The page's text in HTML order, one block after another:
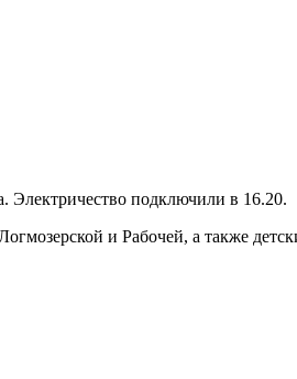
Электричество подключили в 16.20.
и Рабочей, а также